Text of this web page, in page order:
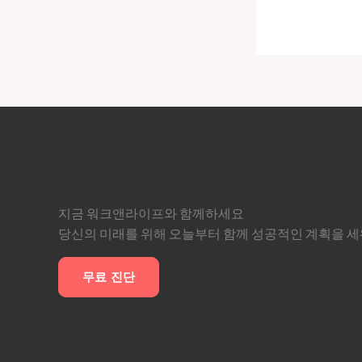
지금 워크앤라이프와 함께하세요
당신의 미래를 위해 오늘부터 함께 성공적인 계획을
무료 진단